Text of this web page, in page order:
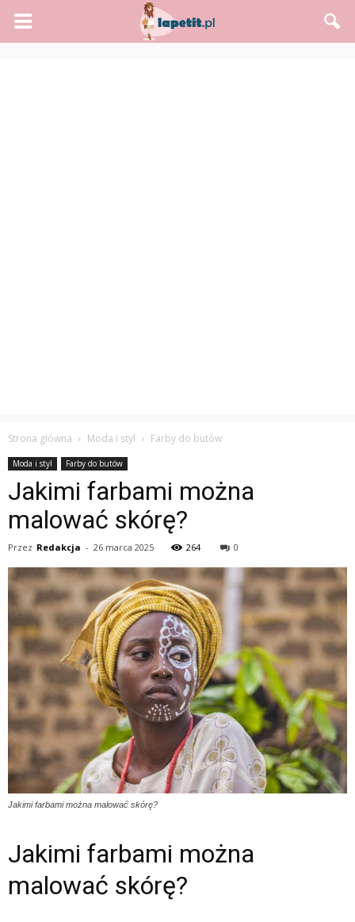
Strona główna Moda i styl Farby do butów
Moda i styl Farby do butów
Jakimi farbami można
malować skórę?
Przez Redakcja - 26 marca 2025 264 0
Jakimi farbami można malować skórę?
Jakimi farbami można
malować skórę?